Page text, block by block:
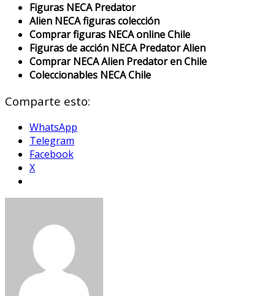
Figuras NECA Predator
Alien NECA figuras colección
Comprar figuras NECA online Chile
Figuras de acción NECA Predator Alien
Comprar NECA Alien Predator en Chile
Coleccionables NECA Chile
Comparte esto:
WhatsApp
Telegram
Facebook
X